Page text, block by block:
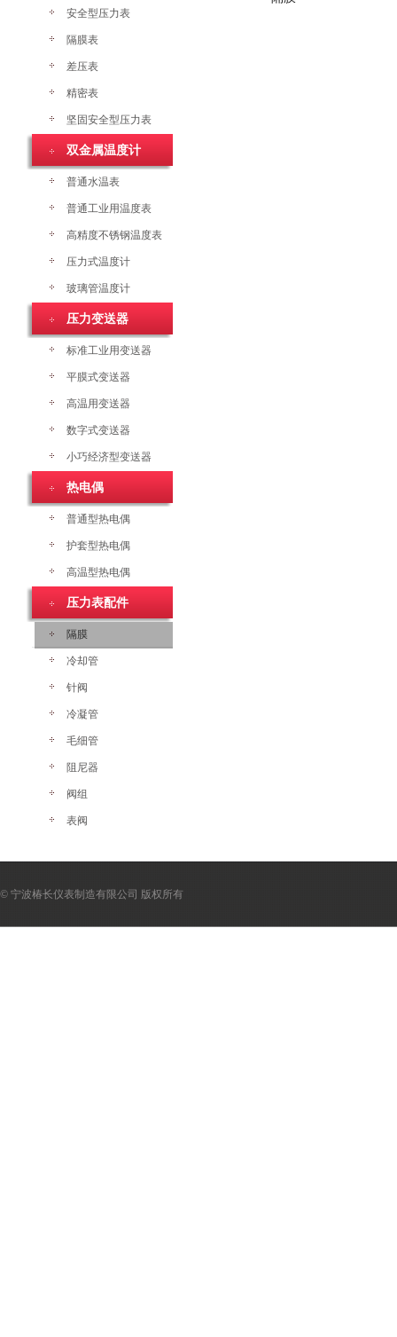
安全型压力表
隔膜表
差压表
精密表
坚固安全型压力表
双金属温度计
普通水温表
普通工业用温度表
高精度不锈钢温度表
压力式温度计
玻璃管温度计
压力变送器
标准工业用变送器
平膜式变送器
高温用变送器
数字式变送器
小巧经济型变送器
热电偶
普通型热电偶
护套型热电偶
高温型热电偶
压力表配件
隔膜
冷却管
针阀
冷凝管
毛细管
阻尼器
阀组
表阀
© 宁波椿长仪表制造有限公司 版权所有